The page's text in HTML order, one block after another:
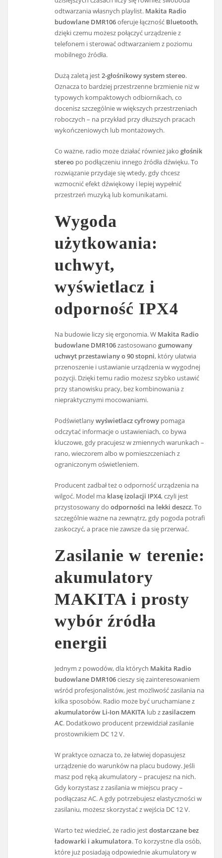
odtwarzania własnych playlist. Makita Radio
budowlane DMR106oferuje łączność Bluetooth,
dzięki czemu możesz połączyć urządzenie z
telefonem i sterować odtwarzaniem z poziomu
mobilnego źródła.
Dużą zaletą jest2-głośnikowy system stereo.
Oznacza to bardziej przestrzenne brzmienie niż w
typowych kompaktowych odbiornikach, co
docenisz szczególnie w większych przestrzeniach
roboczych – na przykład przy dłuższych pracach
wykończeniowych lub montażowych.
Co ważne, radio może działać również jakogłośnik
stereo po podłączeniu innego źródła dźwięku. To
rozwiązanie przydaje się wtedy, gdy chcesz
wzmocnić efekt dźwiękowy i lepiej wypełnić
przestrzeń muzyką lub komunikatami.
Wygoda
użytkowania:
uchwyt,
wyświetlacz i
odporność IPX4
Na budowie liczy się ergonomia. W Makita Radio
budowlane DMR106zastosowanogumowany
uchwyt przestawiany o 90 stopni, który ułatwia
przenoszenie i ustawianie urządzenia w wygodnej
pozycji. Dzięki temu radio możesz szybko ustawić
przy stanowisku pracy, bez kombinowania z
niepraktycznymi mocowaniami.
Podświetlanywyświetlacz cyfrowy pomaga
odczytać informacje o ustawieniach, co bywa
kluczowe, gdy pracujesz w zmiennych warunkach –
rano, wieczorem albo w pomieszczeniach z
ograniczonym oświetleniem.
Producent zadbał też o odporność urządzenia na
wilgoć. Model ma klasę izolacji IPX4, czyli jest
przystosowany doodporności na lekki deszcz. To
szczególnie ważne na zewnątrz, gdy pogoda potrafi
zaskoczyć, a prace nie zawsze da się przerwać.
Zasilanie w terenie:
akumulatory
MAKITA i prosty
wybór źródła
energii
Jednym z powodów, dla których Makita Radio
budowlane DMR106cieszy się zainteresowaniem
wśród profesjonalistów, jest możliwość zasilania na
kilka sposobów. Radio może być uruchamiane z
akumulatorów Li-Ion MAKITA lub zzasilaczem
AC. Dodatkowo producent przewidział zasilanie
prostownikiem DC 12 V.
W praktyce oznacza to, że łatwiej dopasujesz
urządzenie do warunków na placu budowy. Jeśli
masz pod ręką akumulatory – pracujesz na nich.
Gdy korzystasz z zasilania w miejscu pracy –
podłączasz AC. A gdy potrzebujesz elastyczności w
zasilaniu, możesz skorzystać z wejścia DC 12 V.
Warto też wiedzieć, że radio jestdostarczane bez
ładowarki i akumulatora. To korzystne dla osób,
które już posiadają odpowiednie akumulatory w